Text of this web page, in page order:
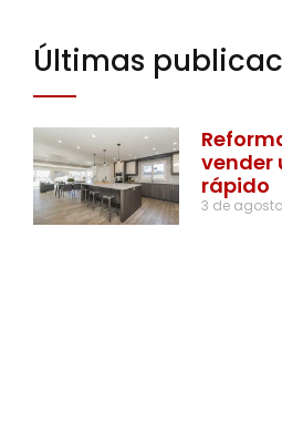
Últimas
vender
rápido
3 de